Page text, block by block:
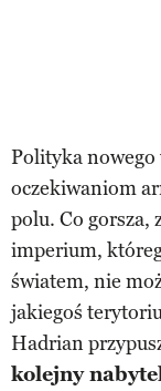
Polityka nowego
oczekiwaniom
polu. Co gorsza,
imperium,
światem, nie
jakiegoś
Hadrian
kolejny